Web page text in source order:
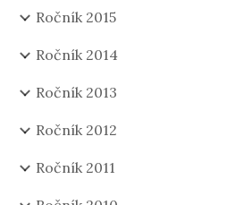
Ročník 2015
Ročník 2014
Ročník 2013
Ročník 2012
Ročník 2011